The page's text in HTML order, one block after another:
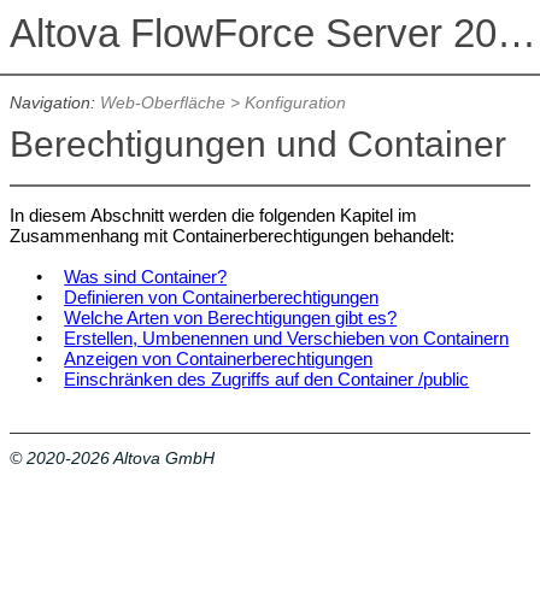
Altova FlowForce Server 2026 Advanced Edition
Navigation: Web-Oberfläche> Konfiguration
Berechtigungen und Container
In diesem Abschnitt werden die folgenden Kapitel im
Zusammenhang mit Containerberechtigungen behandelt:
•
Was sind Container?
•
Definieren von Containerberechtigungen
•
Welche Arten von Berechtigungen gibt es?
•
Erstellen, Umbenennen und Verschieben von Containern
•
Anzeigen von Containerberechtigungen
•
Einschränken des Zugriffs auf den Container /public
© 2020-2026 Altova GmbH